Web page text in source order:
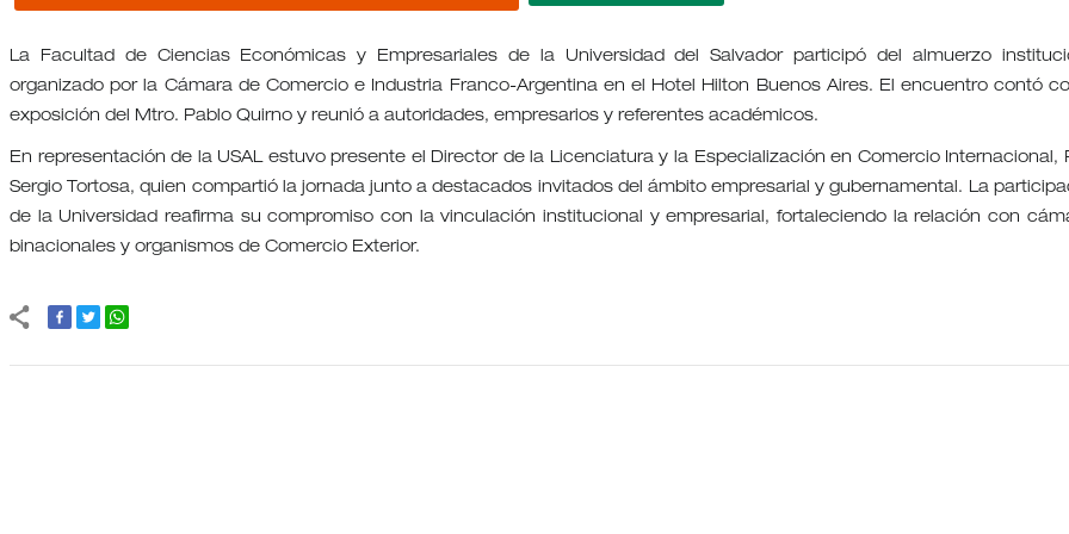
La Facultad de Ciencias Económicas y Empresariales de la Universidad del Salvador participó del almuerzo
organizado por la Cámara de Comercio e Industria Franco-Argentina en el Hotel Hilton Buenos Aires. El encuentro contó
exposición del Mtro. Pablo Quirno y reunió a autoridades, empresarios y referentes académicos.
En representación de la USAL estuvo presente el Director de la Licenciatura y la Especialización en Comercio Internacional,
Sergio Tortosa, quien compartió la jornada junto a destacados invitados del ámbito empresarial y gubernamental. La
de la Universidad reafirma su compromiso con la vinculación institucional y empresarial, fortaleciendo la relación con
binacionales y organismos de Comercio Exterior.